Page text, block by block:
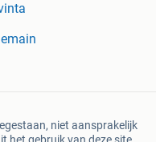
niet aansprakelijk